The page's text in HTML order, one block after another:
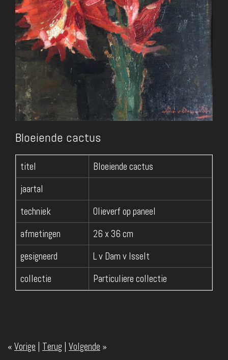
Bloeiende cactus
titel
Bloeiende cactus
jaartal
techniek
Olieverf op paneel
afmetingen
26 x 36 cm
gesigneerd
L v Dam v Isselt
collectie
Particuliere collectie
« Vorige Terug Volgende »